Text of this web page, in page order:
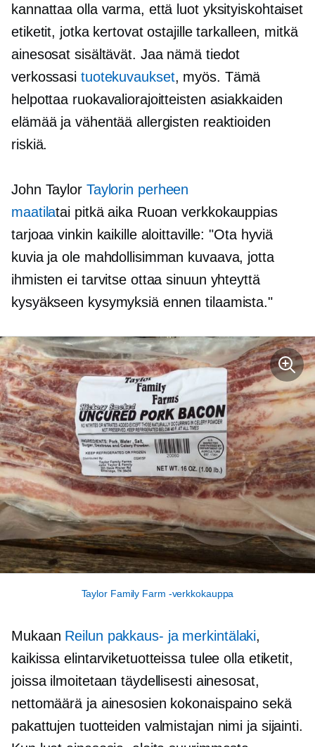
kannattaa olla varma, että luot yksityiskohtaiset
etiketit, jotka kertovat ostajille tarkalleen, mitkä
ainesosat sisältävät. Jaa nämä tiedot
verkossasi tuotekuvaukset, myös. Tämä
helpottaa ruokavaliorajoitteisten asiakkaiden
elämää ja vähentää allergisten reaktioiden
riskiä.
John Taylor Taylorin perheen
maatilatai pitkä aikaRuoan verkkokauppias
tarjoaa vinkin kaikille aloittaville: "Ota hyviä
kuvia ja ole mahdollisimman kuvaava, jotta
ihmisten ei tarvitse ottaa sinuun yhteyttä
kysyäkseen kysymyksiä ennen tilaamista."
Taylor Family Farm -verkkokauppa
Mukaan Reilun pakkaus- ja merkintälaki,
kaikissa elintarviketuotteissa tulee olla etiketit,
joissa ilmoitetaan täydellisesti ainesosat,
nettomäärä ja ainesosien kokonaispaino sekä
pakattujen tuotteiden valmistajan nimi ja sijainti.